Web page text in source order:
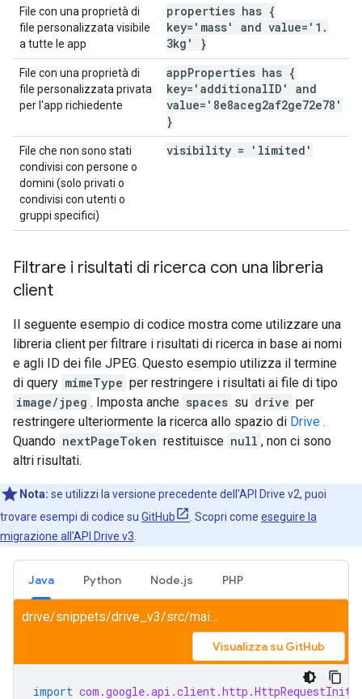
File con una proprietà di
file personalizzata visibile
a tutte le app
properties has {
key='mass' and value='1 .
3kg' }
File con una proprietà di
file personalizzata privata
per l'app richiedente
appProperties has {
key='additionalID' and
value='8e8aceg2af2ge72e78'
}
File che non sono stati
condivisi con persone o
domini (solo privati o
condivisi con utenti o
gruppi specifici)
visibility = 'limited'
Filtrare i risultati di ricerca con una libreria
client
Il seguente esempio di codice mostra come utilizzare una
libreria client per filtrare i risultati di ricerca in base ai nomi
e agli ID dei file JPEG. Questo esempio utilizza il termine
di query mimeType per restringere i risultati ai file di tipo
image/jpeg . Imposta anche spaces su drive per
restringere ulteriormente la ricerca allo spazio di Drive .
Quando nextPageToken restituisce null , non ci sono
altri risultati.
Nota: se utilizzi la versione precedente dell'API Drive v2, puoi
trovare esempi di codice su GitHub . Scopri come eseguire la
migrazione all'API Drive v3
Java Python Node.js PHP
drive/snippets/drive_v3/src/main/java/SearchFile.java
Visualizza su GitHub
import